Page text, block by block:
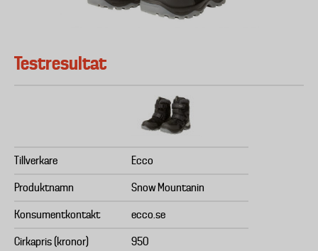
Testresultat
Tillverkare Ecco
Produktnamn Snow Mountanin
Konsumentkontakt ecco.se
Cirkapris (kronor) 950